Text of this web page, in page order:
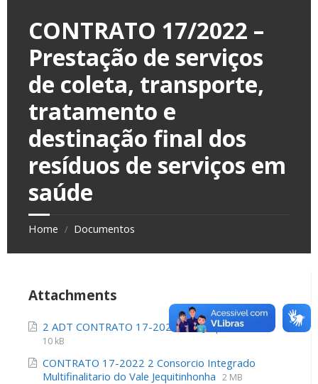
CONTRATO 17/2022 –
Prestação de serviços
de coleta, transporte,
tratamento e
destinação final dos
resíduos de serviços em
saúde
Home / Documentos
Attachments
2 ADT CONTRATO 17-2022 CIM Jequitinhonha
10 kB
CONTRATO 17-2022 2 Consorcio Integrado
Multifinalitario do Vale Jequitinhonha 2 MB